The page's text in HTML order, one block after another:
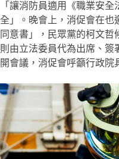
「讓消防員適用《職業安
全」。晚會上，消促會在也
同意書」，民眾黨的柯文
則由立法委員代為出席、簽
開會議，消促會呼籲行政院